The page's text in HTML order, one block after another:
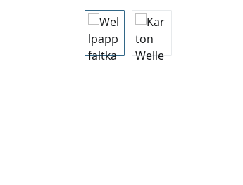
Skip image gallery